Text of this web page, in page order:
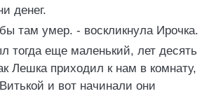
денег.
там умер. - воскликнула Ирочка.
тогда еще маленький, лет десять
Лешка приходил к нам в комнату,
и вот начинали они